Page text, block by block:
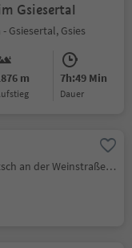
Gsiesertal
Gsiesertal, Gsies
m
Aufstieg
7h:49 Min
Dauer
Penon, Kurtatsch an der Weinstraße, Südtiroler Weinstraße